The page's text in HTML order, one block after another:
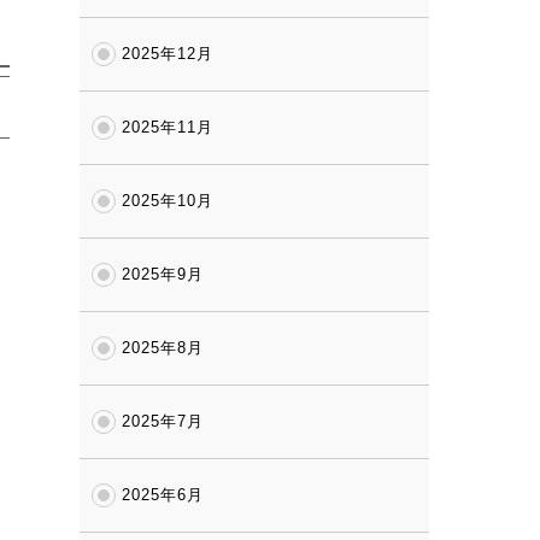
2025年12月
2025年11月
2025年10月
2025年9月
2025年8月
2025年7月
2025年6月